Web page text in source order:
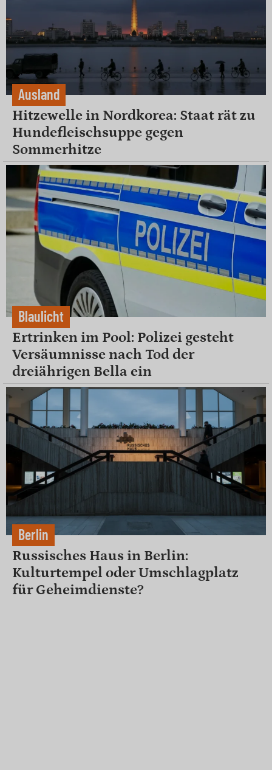
Ausland
Hitzewelle in Nordkorea: Staat rät zu
Hundefleischsuppe gegen
Sommerhitze
Blaulicht
Ertrinken im Pool: Polizei gesteht
Versäumnisse nach Tod der
dreiährigen Bella ein
Berlin
Russisches Haus in Berlin:
Kulturtempel oder Umschlagplatz
für Geheimdienste?